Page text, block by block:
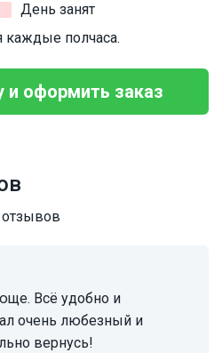
День занят
каждые полчаса.
и оформить заказ
отзывов
очень любезный и
вернусь!